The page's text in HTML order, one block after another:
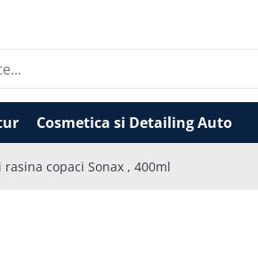
Cosmetica si Detailing Auto
copaci Sonax , 400ml